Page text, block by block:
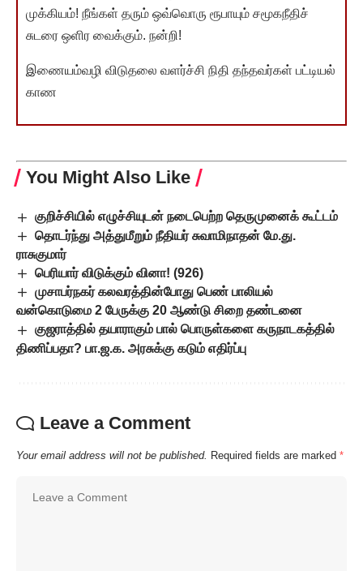
முக்கியம்! நீங்கள் தரும் ஒவ்வொரு ரூபாயும் சமூகநீதிச்
சுடரை ஒளிர வைக்கும். நன்றி!
இணையம்வழி விடுதலை வளர்ச்சி நிதி தந்தவர்கள் பட்டியல்
காண
You Might Also Like
குறிச்சியில் எழுச்சியுடன் நடைபெற்ற தெருமுனைக் கூட்டம்
தொடர்ந்து அத்துமீறும் நீதியர் சுவாமிநாதன் மே.து.
ராசுகுமார்
பெரியார் விடுக்கும் வினா! (926)
முசாபர்நகர் கலவரத்தின்போது பெண் பாலியல்
வன்கொடுமை 2 பேருக்கு 20 ஆண்டு சிறை தண்டனை
குஜராத்தில் தயாராகும் பால் பொருள்களை கருநாடகத்தில்
திணிப்பதா? பா.ஜ.க. அரசுக்கு கடும் எதிர்ப்பு
Leave a Comment
Your email address will not be published. Required fields are marked *